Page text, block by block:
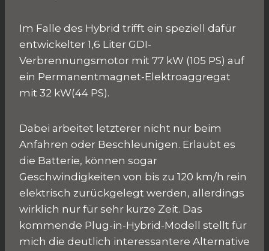
Im Falle des Hybrid trifft ein speziell dafür
entwickelter 1,6 Liter GDI-
Verbrennungsmotor mit 77 kW (105 PS) auf
ein Permanentmagnet-Elektroaggregat
mit 32 kW(44 PS).
Dabei arbeitet letzterer nicht nur beim
Anfahren oder Beschleunigen. Erlaubt es
die Batterie, können sogar
Geschwindigkeiten von bis zu 120 km/h rein
elektrisch zurückgelegt werden, allerdings
wirklich nur für sehr kurze Zeit. Das
kommende Plug-in-Hybrid-Modell stellt für
mich die deutlich interessantere Alternative